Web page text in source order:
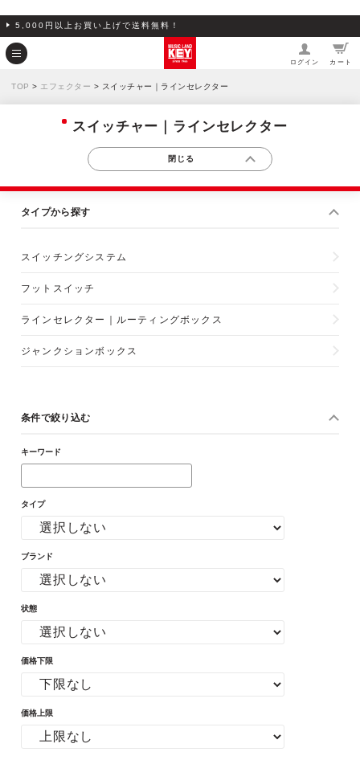
5,000円以上お買い上げで送料無料！
ログイン カート
TOP > エフェクター > スイッチャー｜ラインセレクター
スイッチャー｜ラインセレクター
タイプから探す
スイッチングシステム
フットスイッチ
ラインセレクター｜ルーティングボックス
ジャンクションボックス
条件で絞り込む
キーワード
タイプ
ブランド
状態
価格下限
価格上限